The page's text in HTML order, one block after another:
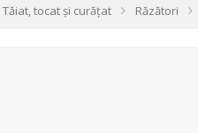
Tăiat, tocat și curățat Răzători